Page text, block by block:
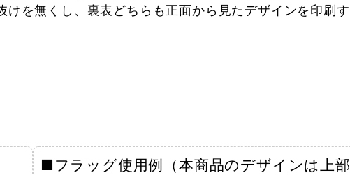
を無くし、裏表どちらも正面から見たデザインを印刷す
■フラッグ使用例（本商品のデザインは上部